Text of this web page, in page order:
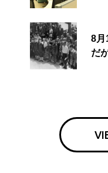
所
8月
だ
は